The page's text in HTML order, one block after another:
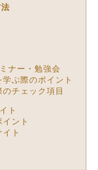
ナー・勉強会
ぶ際のポイント
チェック項目
ト
ント
ト